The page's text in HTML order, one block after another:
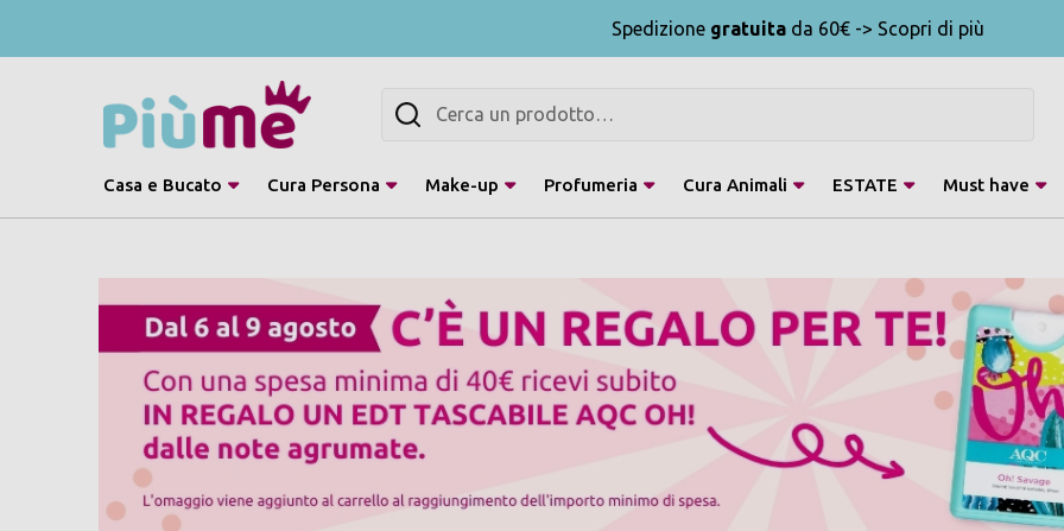
Spedizione gratuita da 60€ -> Scopri di più
Cerca
Casa e Bucato Cura Persona Make-up Profumeria Cura Animali ESTATE Must have